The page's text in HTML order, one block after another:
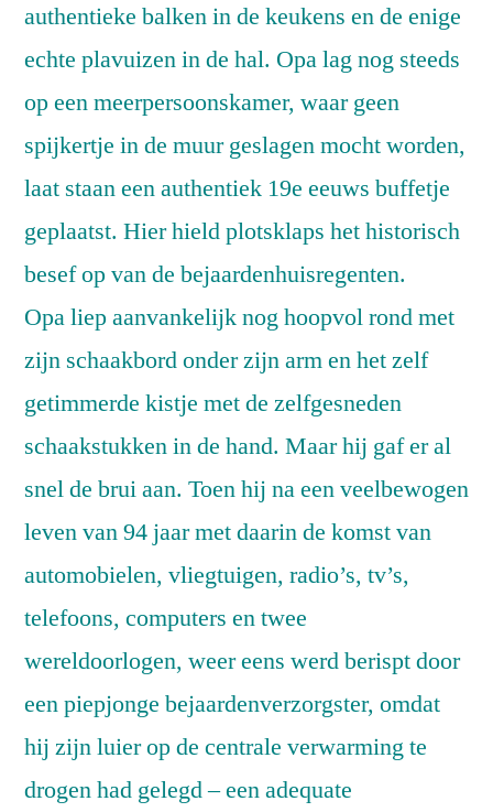
authentieke balken in de keukens en de enige
echte plavuizen in de hal. Opa lag nog steeds
op een meerpersoonskamer, waar geen
spijkertje in de muur geslagen mocht worden,
laat staan een authentiek 19e eeuws buffetje
geplaatst. Hier hield plotsklaps het historisch
besef op van de bejaardenhuisregenten.
Opa liep aanvankelijk nog hoopvol rond met
zijn schaakbord onder zijn arm en het zelf
getimmerde kistje met de zelfgesneden
schaakstukken in de hand. Maar hij gaf er al
snel de brui aan. Toen hij na een veelbewogen
leven van 94 jaar met daarin de komst van
automobielen, vliegtuigen, radio’s, tv’s,
telefoons, computers en twee
wereldoorlogen, weer eens werd berispt door
een piepjonge bejaardenverzorgster, omdat
hij zijn luier op de centrale verwarming te
drogen had gelegd – een adequate